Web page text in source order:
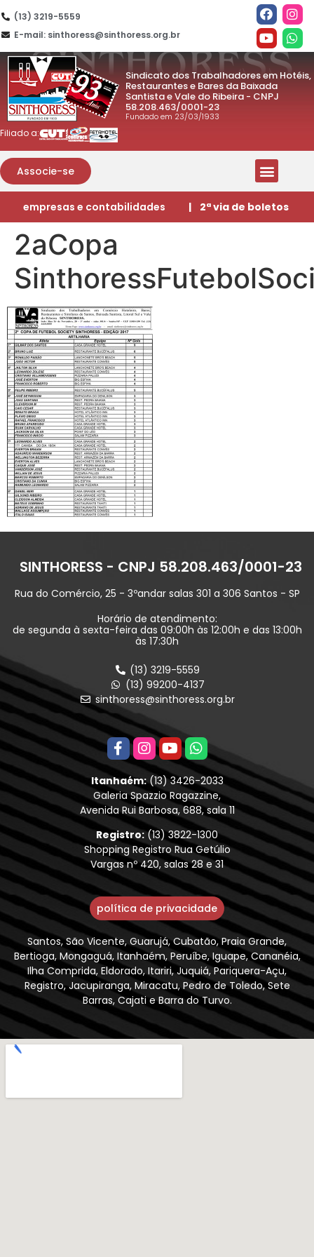
(13) 3219-5559
E-mail: sinthoress@sinthoress.org.br
Sindicato dos Trabalhadores em Hotéis,
Restaurantes e Bares da Baixada
Santista e Vale do Ribeira - CNPJ
58.208.463/0001-23
Fundado em 23/03/1933
Filiado a:
Associe-se
empresas e contabilidades | 2ª via de boletos
2aCopa
SINTHORESS - CNPJ 58.208.463/0001-23
Rua do Comércio, 25 - 3ºandar salas 301 a 306 Santos - SP
Horário de atendimento:
de segunda à sexta-feira das 09:00h às 12:00h e das 13:00h
às 17:30h
(13) 3219-5559
(13) 99200-4137
sinthoress@sinthoress.org.br
Itanhaém:(13) 3426-2033
Galeria Spazzio Ragazzine,
Avenida Rui Barbosa, 688, sala 11
Registro:(13) 3822-1300
Shopping Registro Rua Getúlio
Vargas nº 420, salas 28 e 31
política de privacidade
Santos, São Vicente, Guarujá, Cubatão, Praia Grande,
Bertioga, Mongaguá, Itanhaém, Peruíbe, Iguape, Cananéia,
Ilha Comprida, Eldorado, Itariri, Juquiá, Pariquera-Açu,
Registro, Jacupiranga, Miracatu, Pedro de Toledo, Sete
Barras, Cajati e Barra do Turvo.